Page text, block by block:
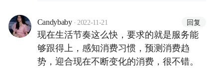
Candybaby · 2022-11-21 回复
现在生活节奏这么快，要求的就是服务能
够跟得上，感知消费习惯，预测消费趋
势，迎合现在不断变化的消费，很不错。